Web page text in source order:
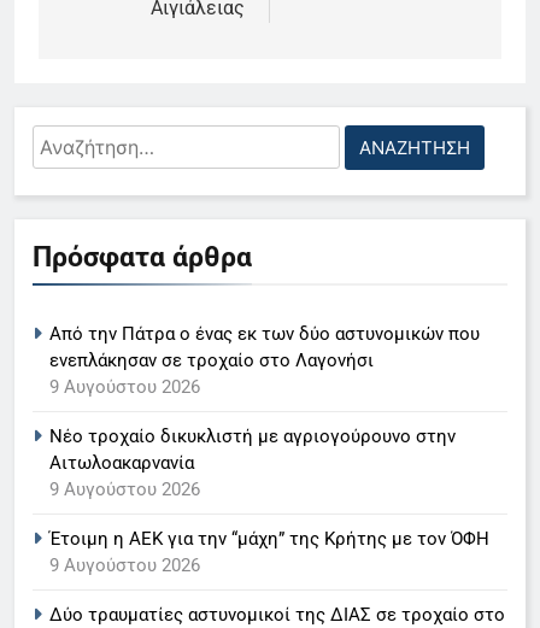
Αιγιάλειας
Αναζήτηση
για:
Πρόσφατα άρθρα
Από την Πάτρα ο ένας εκ των δύο αστυνομικών που
ενεπλάκησαν σε τροχαίο στο Λαγονήσι
9 Αυγούστου 2026
Νέο τροχαίο δικυκλιστή με αγριογούρουνο στην
Αιτωλοακαρνανία
9 Αυγούστου 2026
Έτοιμη η ΑΕΚ για την “μάχη” της Κρήτης με τον ΌΦΗ
9 Αυγούστου 2026
Δύο τραυματίες αστυνομικοί της ΔΙΑΣ σε τροχαίο στο
5
Ο Παναγιώτης Στάθης στο
ειδήσεων της ΕΡΤ
LIFESTYLE-MEDIA
6
Στον ΑΝΤ1 η Σία Κοσιώνη- Η
7
Παναγιώτης Στάθης